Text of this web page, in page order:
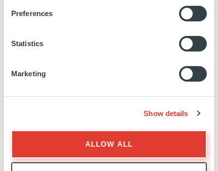
Preferences
Statistics
Marketing
Show details
ALLOW ALL
EXPANSION